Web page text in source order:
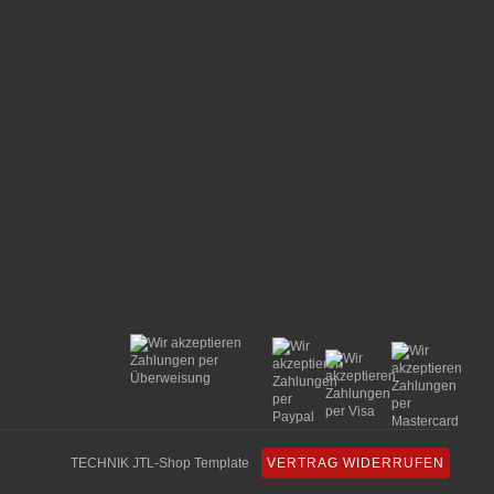
TECHNIK JTL-Shop Template VERTRAG WIDERRUFEN